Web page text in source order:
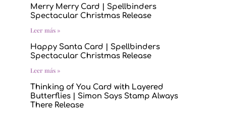
Merry Merry Card | Spellbinders
Spectacular Christmas Release
Leer más »
Happy Santa Card | Spellbinders
Spectacular Christmas Release
Leer más »
Thinking of You Card with Layered
Butterflies | Simon Says Stamp Always
There Release